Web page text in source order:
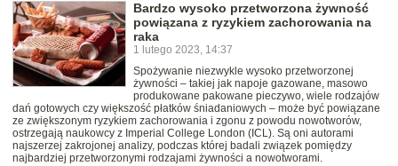
Bardzo wysoko przetworzona żywność
powiązana z ryzykiem zachorowania na
raka
1 lutego 2023, 14:37
Spożywanie niezwykle wysoko przetworzonej
żywności – takiej jak napoje gazowane, masowo
produkowane pakowane pieczywo, wiele rodzajów
dań gotowych czy większość płatków śniadaniowych – może być powiązane
ze zwiększonym ryzykiem zachorowania i zgonu z powodu nowotworów,
ostrzegają naukowcy z Imperial College London (ICL). Są oni autorami
najszerzej zakrojonej analizy, podczas której badali związek pomiędzy
najbardziej przetworzonymi rodzajami żywności a nowotworami.